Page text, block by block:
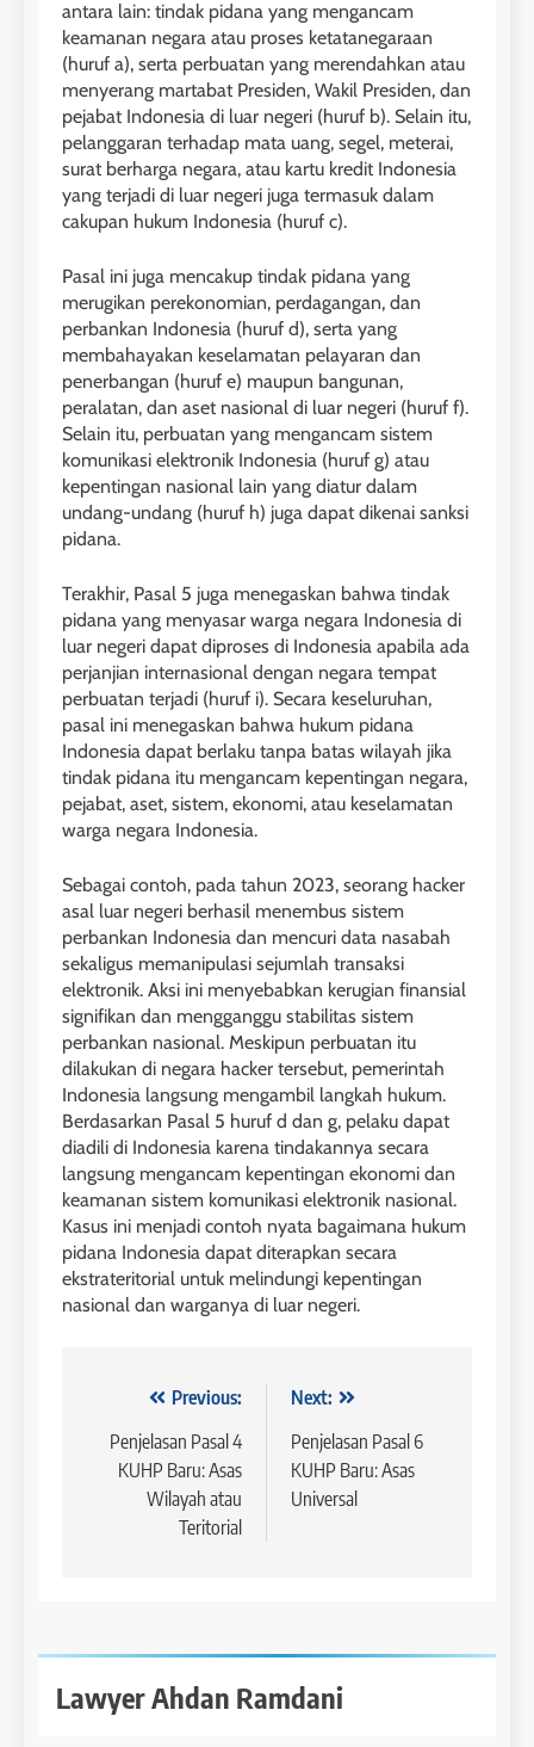
antara lain: tindak pidana yang mengancam
keamanan negara atau proses ketatanegaraan
(huruf a), serta perbuatan yang merendahkan atau
menyerang martabat Presiden, Wakil Presiden, dan
pejabat Indonesia di luar negeri (huruf b). Selain itu,
pelanggaran terhadap mata uang, segel, meterai,
surat berharga negara, atau kartu kredit Indonesia
yang terjadi di luar negeri juga termasuk dalam
cakupan hukum Indonesia (huruf c).
Pasal ini juga mencakup tindak pidana yang
merugikan perekonomian, perdagangan, dan
perbankan Indonesia (huruf d), serta yang
membahayakan keselamatan pelayaran dan
penerbangan (huruf e) maupun bangunan,
peralatan, dan aset nasional di luar negeri (huruf f).
Selain itu, perbuatan yang mengancam sistem
komunikasi elektronik Indonesia (huruf g) atau
kepentingan nasional lain yang diatur dalam
undang-undang (huruf h) juga dapat dikenai sanksi
pidana.
Terakhir, Pasal 5 juga menegaskan bahwa tindak
pidana yang menyasar warga negara Indonesia di
luar negeri dapat diproses di Indonesia apabila ada
perjanjian internasional dengan negara tempat
perbuatan terjadi (huruf i). Secara keseluruhan,
pasal ini menegaskan bahwa hukum pidana
Indonesia dapat berlaku tanpa batas wilayah jika
tindak pidana itu mengancam kepentingan negara,
pejabat, aset, sistem, ekonomi, atau keselamatan
warga negara Indonesia.
Sebagai contoh, pada tahun 2023, seorang hacker
asal luar negeri berhasil menembus sistem
perbankan Indonesia dan mencuri data nasabah
sekaligus memanipulasi sejumlah transaksi
elektronik. Aksi ini menyebabkan kerugian finansial
signifikan dan mengganggu stabilitas sistem
perbankan nasional. Meskipun perbuatan itu
dilakukan di negara hacker tersebut, pemerintah
Indonesia langsung mengambil langkah hukum.
Berdasarkan Pasal 5 huruf d dan g, pelaku dapat
diadili di Indonesia karena tindakannya secara
langsung mengancam kepentingan ekonomi dan
keamanan sistem komunikasi elektronik nasional.
Kasus ini menjadi contoh nyata bagaimana hukum
pidana Indonesia dapat diterapkan secara
ekstrateritorial untuk melindungi kepentingan
nasional dan warganya di luar negeri.
Navigasi
pos
Previous:
Penjelasan Pasal 4
KUHP Baru: Asas
Wilayah atau
Teritorial
Next:
Penjelasan Pasal 6
KUHP Baru: Asas
Universal
Lawyer Ahdan Ramdani